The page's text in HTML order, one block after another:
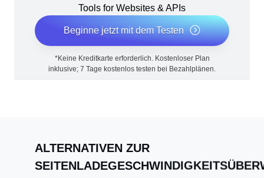
Tools for Websites & APIs
Beginne jetzt mit dem Testen
*Keine Kreditkarte erforderlich. Kostenloser Plan
inklusive; 7 Tage kostenlos testen bei Bezahlplänen.
ALTERNATIVEN ZUR